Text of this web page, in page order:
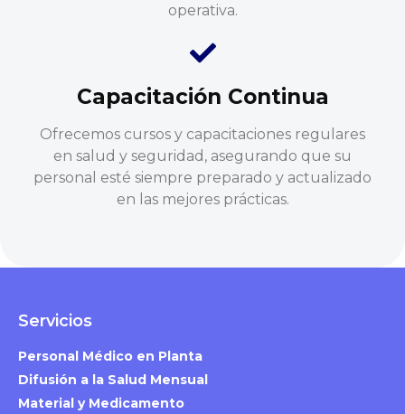
operativa.
Capacitación Continua
Ofrecemos cursos y capacitaciones regulares
en salud y seguridad, asegurando que su
personal esté siempre preparado y actualizado
en las mejores prácticas.
Servicios
Personal Médico en Planta
Difusión a la Salud Mensual
Material y Medicamento